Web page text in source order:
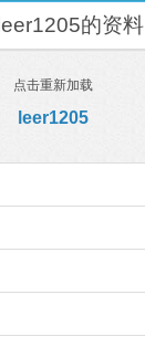
leer1205的资料
点击重新加载
leer1205